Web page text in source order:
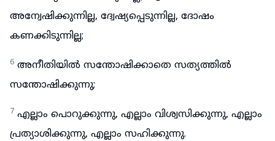
അന്വേഷിക്കുന്നില്ല, ദ്വേഷ്യപ്പെടുന്നില്ല, ദോഷം
കണക്കിടുന്നില്ല;
6 അനീതിയിൽ സന്തോഷിക്കാതെ സത്യത്തിൽ
സന്തോഷിക്കുന്നു;
7 എല്ലാം പൊറുക്കുന്നു, എല്ലാം വിശ്വസിക്കുന്നു, എല്ലാം
പ്രത്യാശിക്കുന്നു, എല്ലാം സഹിക്കുന്നു.